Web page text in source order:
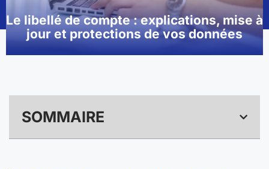
Le libellé de compte : explications, mise à
jour et protections de vos données
SOMMAIRE